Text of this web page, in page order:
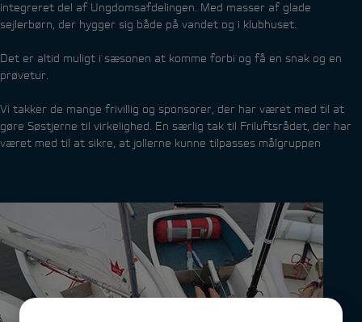
integreret del af Ungdomsafdelingen. Med masser af glade
sejlerbørn, der hygger sig både på vandet og i klubhuset.
Det er altid muligt i sæsonen at komme forbi og få en snak og en
prøvetur.
Vi takker de mange frivillig og sponsorer, der har været med til at
gøre Søstjerne til virkelighed. En særlig tak til Friluftsrådet, der har
været med til at sikre, at jollerne kunne tilpasses målgruppen